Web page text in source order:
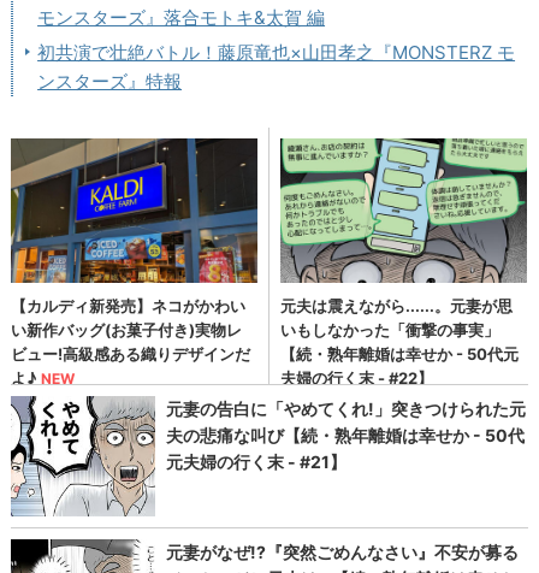
モンスターズ』落合モトキ&太賀 編
初共演で壮絶バトル！藤原竜也×山田孝之『MONSTERZ モ
ンスターズ』特報